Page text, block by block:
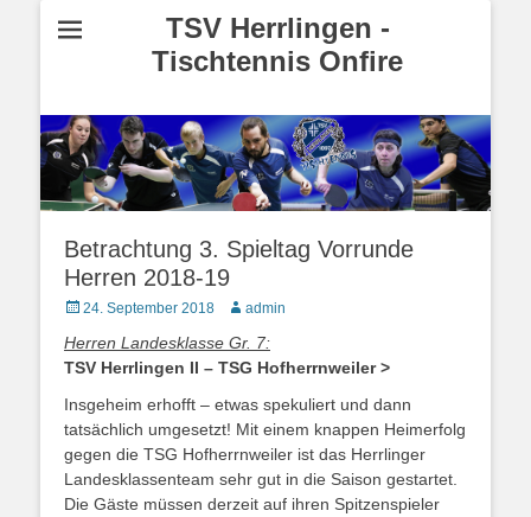
TSV Herrlingen -
Tischtennis Onfire
Betrachtung 3. Spieltag Vorrunde
Herren 2018-19
Posted
24. September 2018 Autoradmin
Herren Landesklasse Gr. 7:
TSV Herrlingen II – TSG Hofherrnweiler >
Insgeheim erhofft – etwas spekuliert und dann
tatsächlich umgesetzt! Mit einem knappen Heimerfolg
gegen die TSG Hofherrnweiler ist das Herrlinger
Landesklassenteam sehr gut in die Saison gestartet.
Die Gäste müssen derzeit auf ihren Spitzenspieler